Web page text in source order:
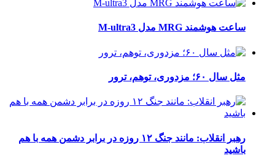
ساعت هوشمند MRG مدل M-ultra3
مثل سال ۶۰؛ مزدوری، توهم، ترور
رهبر انقلاب: مانند جنگ ۱۲ روزه در برابر دشمن همه با هم
باشید